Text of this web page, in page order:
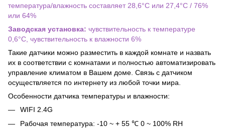
температура/влажность составляет 28,6°С или 27,4°С / 76%
или 64%
Заводская установка: чувствительность к температуре
0,6°С, чувствительность к влажности 6%
Такие датчики можно разместить в каждой комнате и назвать
их в соответствии с комнатами и полностью автоматизировать
управление климатом в Вашем доме. Связь с датчиком
осуществляется по интернету из любой точки мира.
Особенности датчика температуры и влажности:
WIFI 2.4G
Рабочая температура: -10 ~ + 55 ℃ 0 ~ 100% RH